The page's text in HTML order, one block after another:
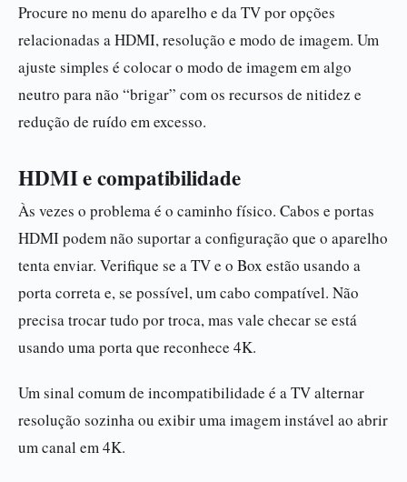
Procure no menu do aparelho e da TV por opções
relacionadas a HDMI, resolução e modo de imagem. Um
ajuste simples é colocar o modo de imagem em algo
neutro para não “brigar” com os recursos de nitidez e
redução de ruído em excesso.
HDMI e compatibilidade
Às vezes o problema é o caminho físico. Cabos e portas
HDMI podem não suportar a configuração que o aparelho
tenta enviar. Verifique se a TV e o Box estão usando a
porta correta e, se possível, um cabo compatível. Não
precisa trocar tudo por troca, mas vale checar se está
usando uma porta que reconhece 4K.
Um sinal comum de incompatibilidade é a TV alternar
resolução sozinha ou exibir uma imagem instável ao abrir
um canal em 4K.